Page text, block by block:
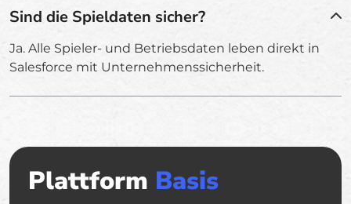
Sind die Spieldaten sicher?
Ja. Alle Spieler- und Betriebsdaten leben direkt in
Salesforce mit Unternehmenssicherheit.
Plattform Basis